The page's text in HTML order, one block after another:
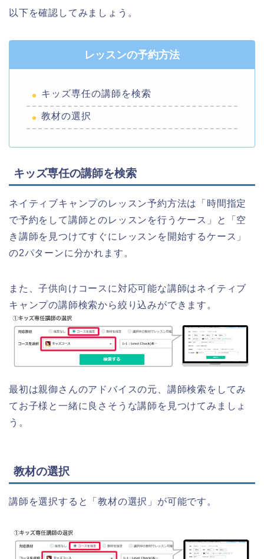
以下を確認してみましょう。
レッスンの予約方法
キッズ専任の講師を検索
教材の選択
キッズ専任の講師を検索
ネイティブキャンプのレッスン予約方法は「時間指定
で予約をして講師とのレッスンを行うケース」と「空
き講師を見つけてすぐにレッスンを開始するケース」
の2パターンに分かれます。
また、子供向けコースに対応可能な講師はネイティブ
キャンプの講師検索から絞り込みができます。
最初は親御さんのアドバイスの元、講師検索をしてみ
てお子様と一緒に良さそうな講師を見つけてみましょ
う。
教材の選択
講師を選択すると「教材の選択」が可能です。